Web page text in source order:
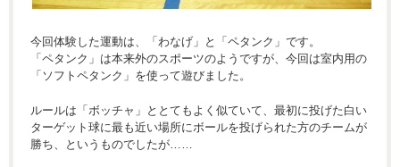
今回体験した運動は、「わなげ」と「ペタンク」です。
「ペタンク」は本来外のスポーツのようですが、今回は室内用の
「ソフトペタンク」を使って遊びました。
ルールは「ボッチャ」ととてもよく似ていて、最初に投げた白い
ターゲット球に最も近い場所にボールを投げられた方のチームが
勝ち、というものでしたが……